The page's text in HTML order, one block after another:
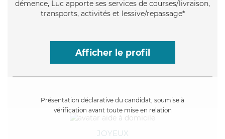
démence, Luc apporte ses services de courses/livraison,
transports, activités et lessive/repassage*
Afficher le profil
Présentation déclarative du candidat, soumise à
vérification avant toute mise en relation
JOYEUX